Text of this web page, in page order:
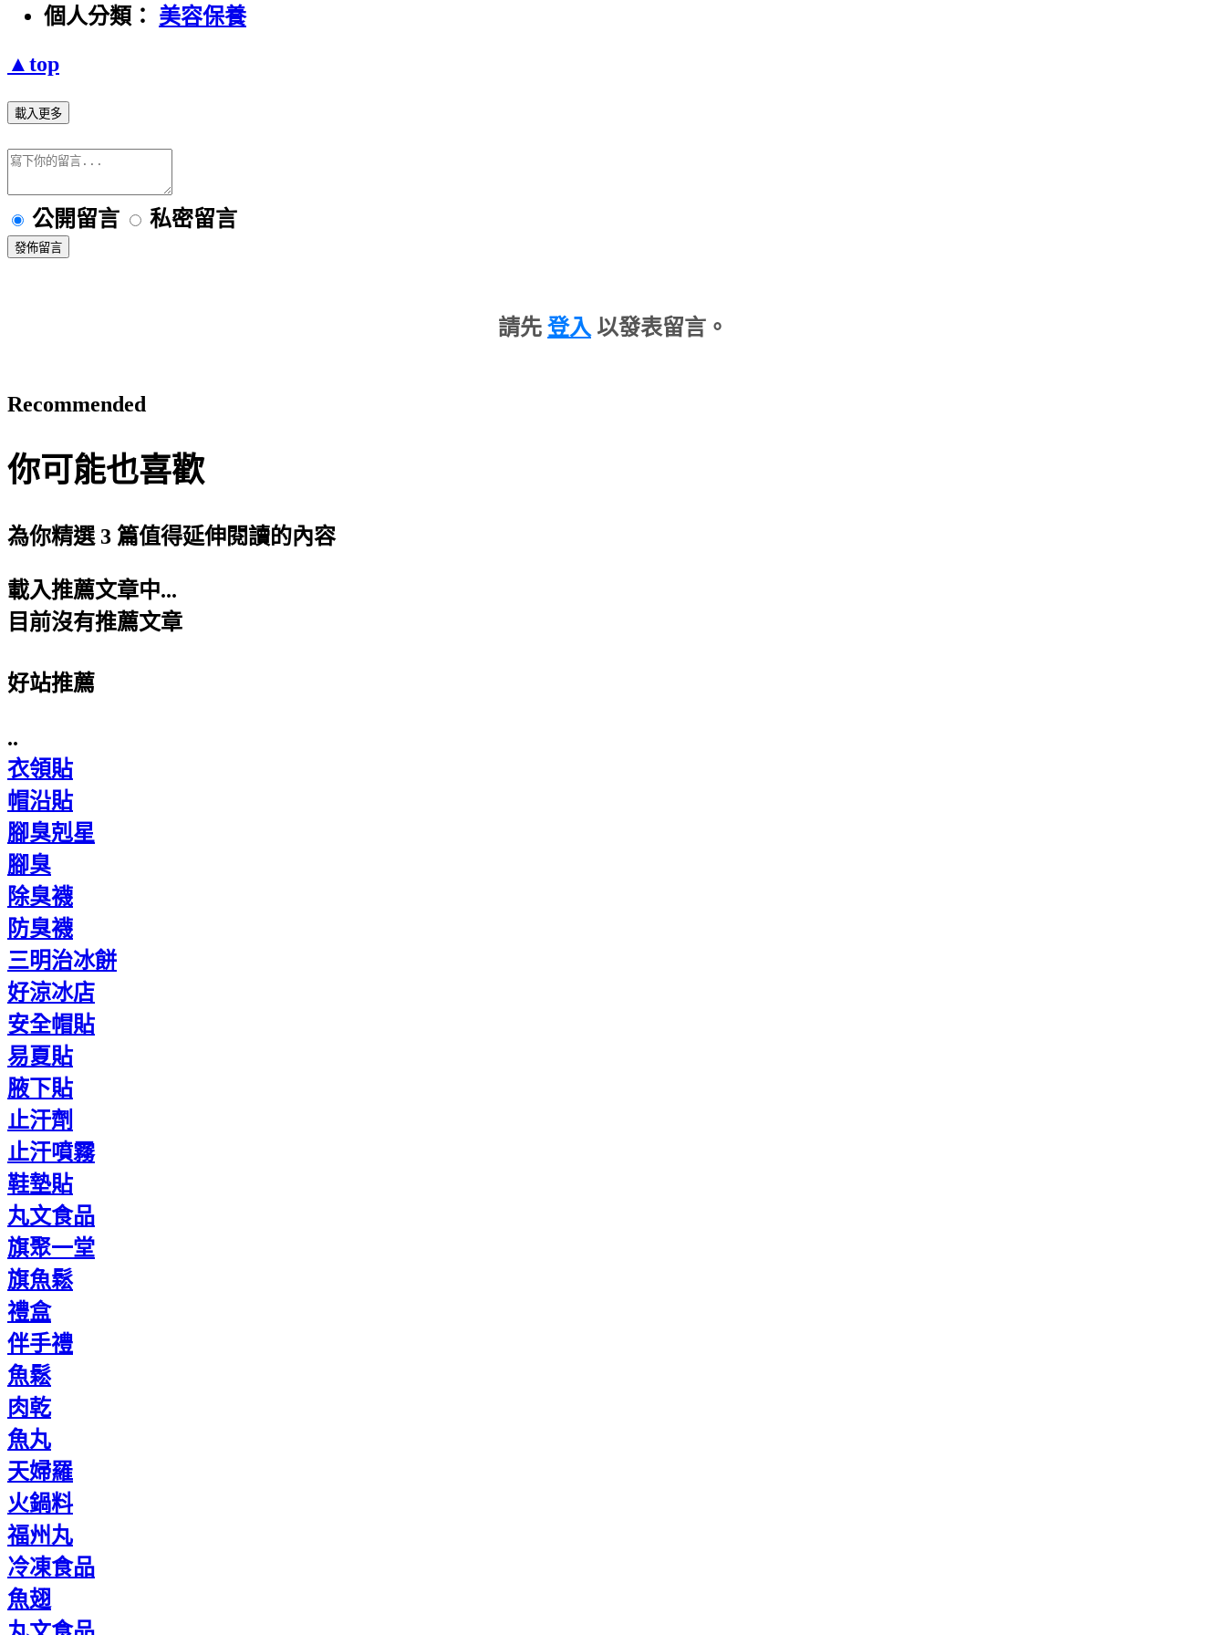
個人分類： 美容保養
▲top
載入更多
公開留言 私密留言
發佈留言
請先 登入 以發表留言。
Recommended
你可能也喜歡
為你精選 3 篇值得延伸閱讀的內容
載入推薦文章中...
目前沒有推薦文章
好站推薦
..
衣領貼
帽沿貼
腳臭剋星
腳臭
除臭襪
防臭襪
三明治冰餅
好涼冰店
安全帽貼
易夏貼
腋下貼
止汗劑
止汗噴霧
鞋墊貼
丸文食品
旗聚一堂
旗魚鬆
禮盒
伴手禮
魚鬆
肉乾
魚丸
天婦羅
火鍋料
福州丸
冷凍食品
魚翅